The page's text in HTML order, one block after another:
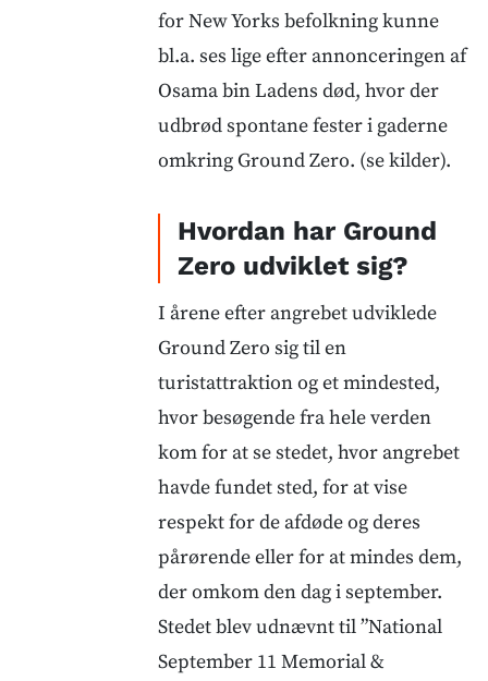
for New Yorks befolkning kunne
bl.a. ses lige efter annonceringen af
Osama bin Ladens død, hvor der
udbrød spontane fester i gaderne
omkring Ground Zero. (se kilder).
Hvordan har Ground
Zero udviklet sig?
I årene efter angrebet udviklede
Ground Zero sig til en
turistattraktion og et mindested,
hvor besøgende fra hele verden
kom for at se stedet, hvor angrebet
havde fundet sted, for at vise
respekt for de afdøde og deres
pårørende eller for at mindes dem,
der omkom den dag i september.
Stedet blev udnævnt til ”National
September 11 Memorial &